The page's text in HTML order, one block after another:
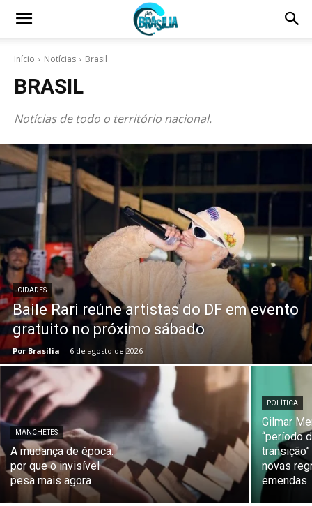
Início Notícias Brasil
BRASIL
Notícias de todo o território nacional.
CIDADES
Baile Rari reúne artistas do DF em evento
gratuito no próximo sábado
Por Brasilia - 6 de agosto de 2026
MANCHETES
A mudança de época:
por que o invisível
pesa mais agora
POLÍTICA
Gilmar
“período
novas
emendas